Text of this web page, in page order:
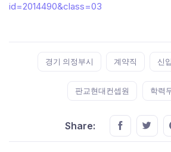
id=2014490&class=03
경기 의정부시 계약직 신
판교현대컨셉원 학력
Share: Share this